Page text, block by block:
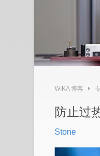
WIKA 博客
防止过
Stone